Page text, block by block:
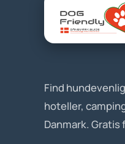
Find
hoteller,
Danmark.